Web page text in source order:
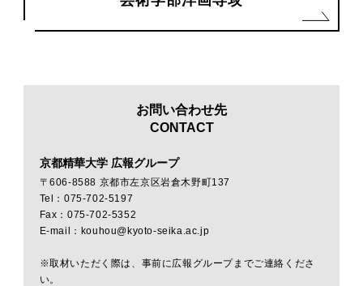
お問い合わせ先
CONTACT
京都精華大学 広報グループ
〒606-8588 京都市左京区岩倉木野町137
Tel：075-702-5197
Fax：075-702-5352
E-mail：kouhou@kyoto-seika.ac.jp
※取材いただく際は、事前に広報グループまでご連絡くださ
い。